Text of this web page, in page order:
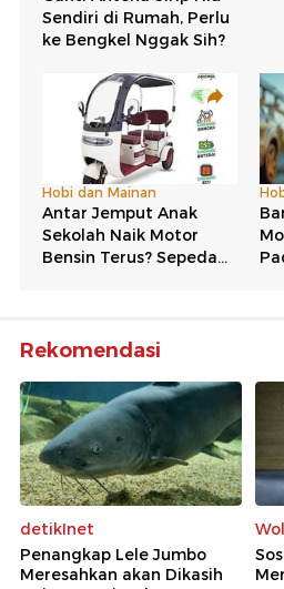
Rekomendasi
detikInet
Penangkap Lele Jumbo
Meresahkan akan Dikasih